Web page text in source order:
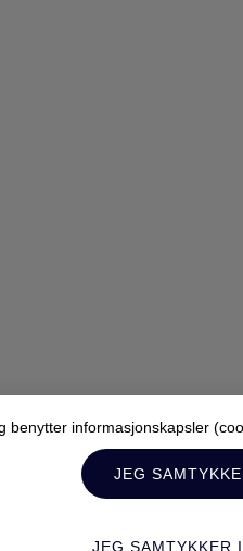
benytter informasjonskapsler
JEG
JEG SAMTYKKER